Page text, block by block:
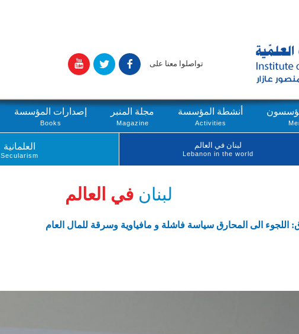
تواصلوا معنا على
أنشطة المؤسسة
Activities
مجلة المنبر
Magazine
إصدارات المؤسسة
Books
لبنان في العالم
Lebanon in the world
العلمانية
Secularism
لبنان في العالم
اللجوء الى المحارق سياسة فاشلة و مافياوية وسرقة للمال العام